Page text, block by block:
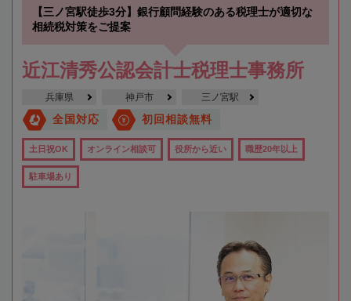
【三ノ宮駅徒歩3分】銀行顧問経験のある税理士が適切な
相続税対策をご提案
近江清秀公認会計士税理士事務所
兵庫県 神戸市 三ノ宮駅
全国対応 初回相談無料
土日祝OK オンライン相談可 役所から近い 職歴20年以上
駐車場あり